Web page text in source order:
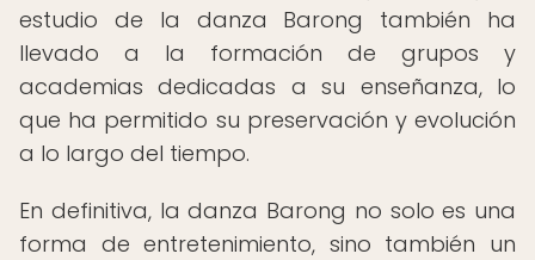
estudio de la danza Barong también ha
llevado a la formación de grupos y
academias dedicadas a su enseñanza, lo
que ha permitido su preservación y evolución
a lo largo del tiempo.
En definitiva, la danza Barong no solo es una
forma de entretenimiento, sino también un